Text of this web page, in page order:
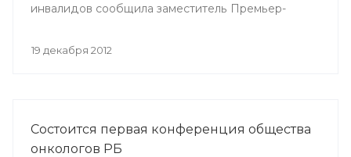
инвалидов сообщила заместитель Премьер-
Башкортостан Лилия Гумерова.
19 декабря 2012
Состоится первая конференция общества
онкологов РБ